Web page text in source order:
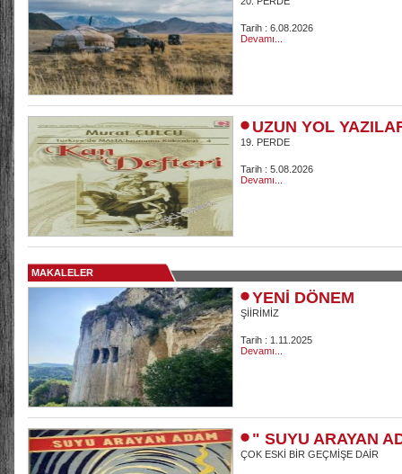
Tarih : 6.08.2026
Devamı...
UZUN YOL
19. PERDE
Tarih : 5.08.2026
Devamı...
MAKALELER
YENİ DÖNEM
ŞİİRİMİZ
Tarih : 1.11.2025
Devamı...
" SUYU ARAYAN
ÇOK ESKİ BİR GEÇMİŞE DAİR